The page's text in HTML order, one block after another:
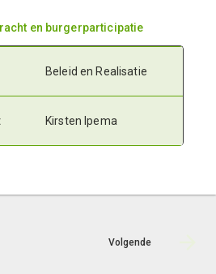
en burgerparticipatie
Beleid en Realisatie
Kirsten Ipema
Volgende